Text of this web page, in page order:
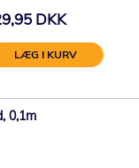
DKK
LÆG I KURV
0,1m